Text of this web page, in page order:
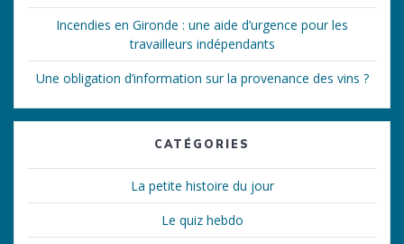
Incendies en Gironde : une aide d’urgence pour les
travailleurs indépendants
Une obligation d’information sur la provenance des vins ?
CATÉGORIES
La petite histoire du jour
Le quiz hebdo